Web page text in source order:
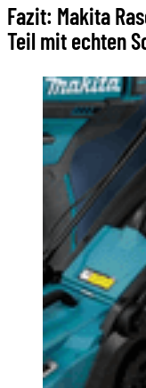
Fazit: Makita
Teil mit echten